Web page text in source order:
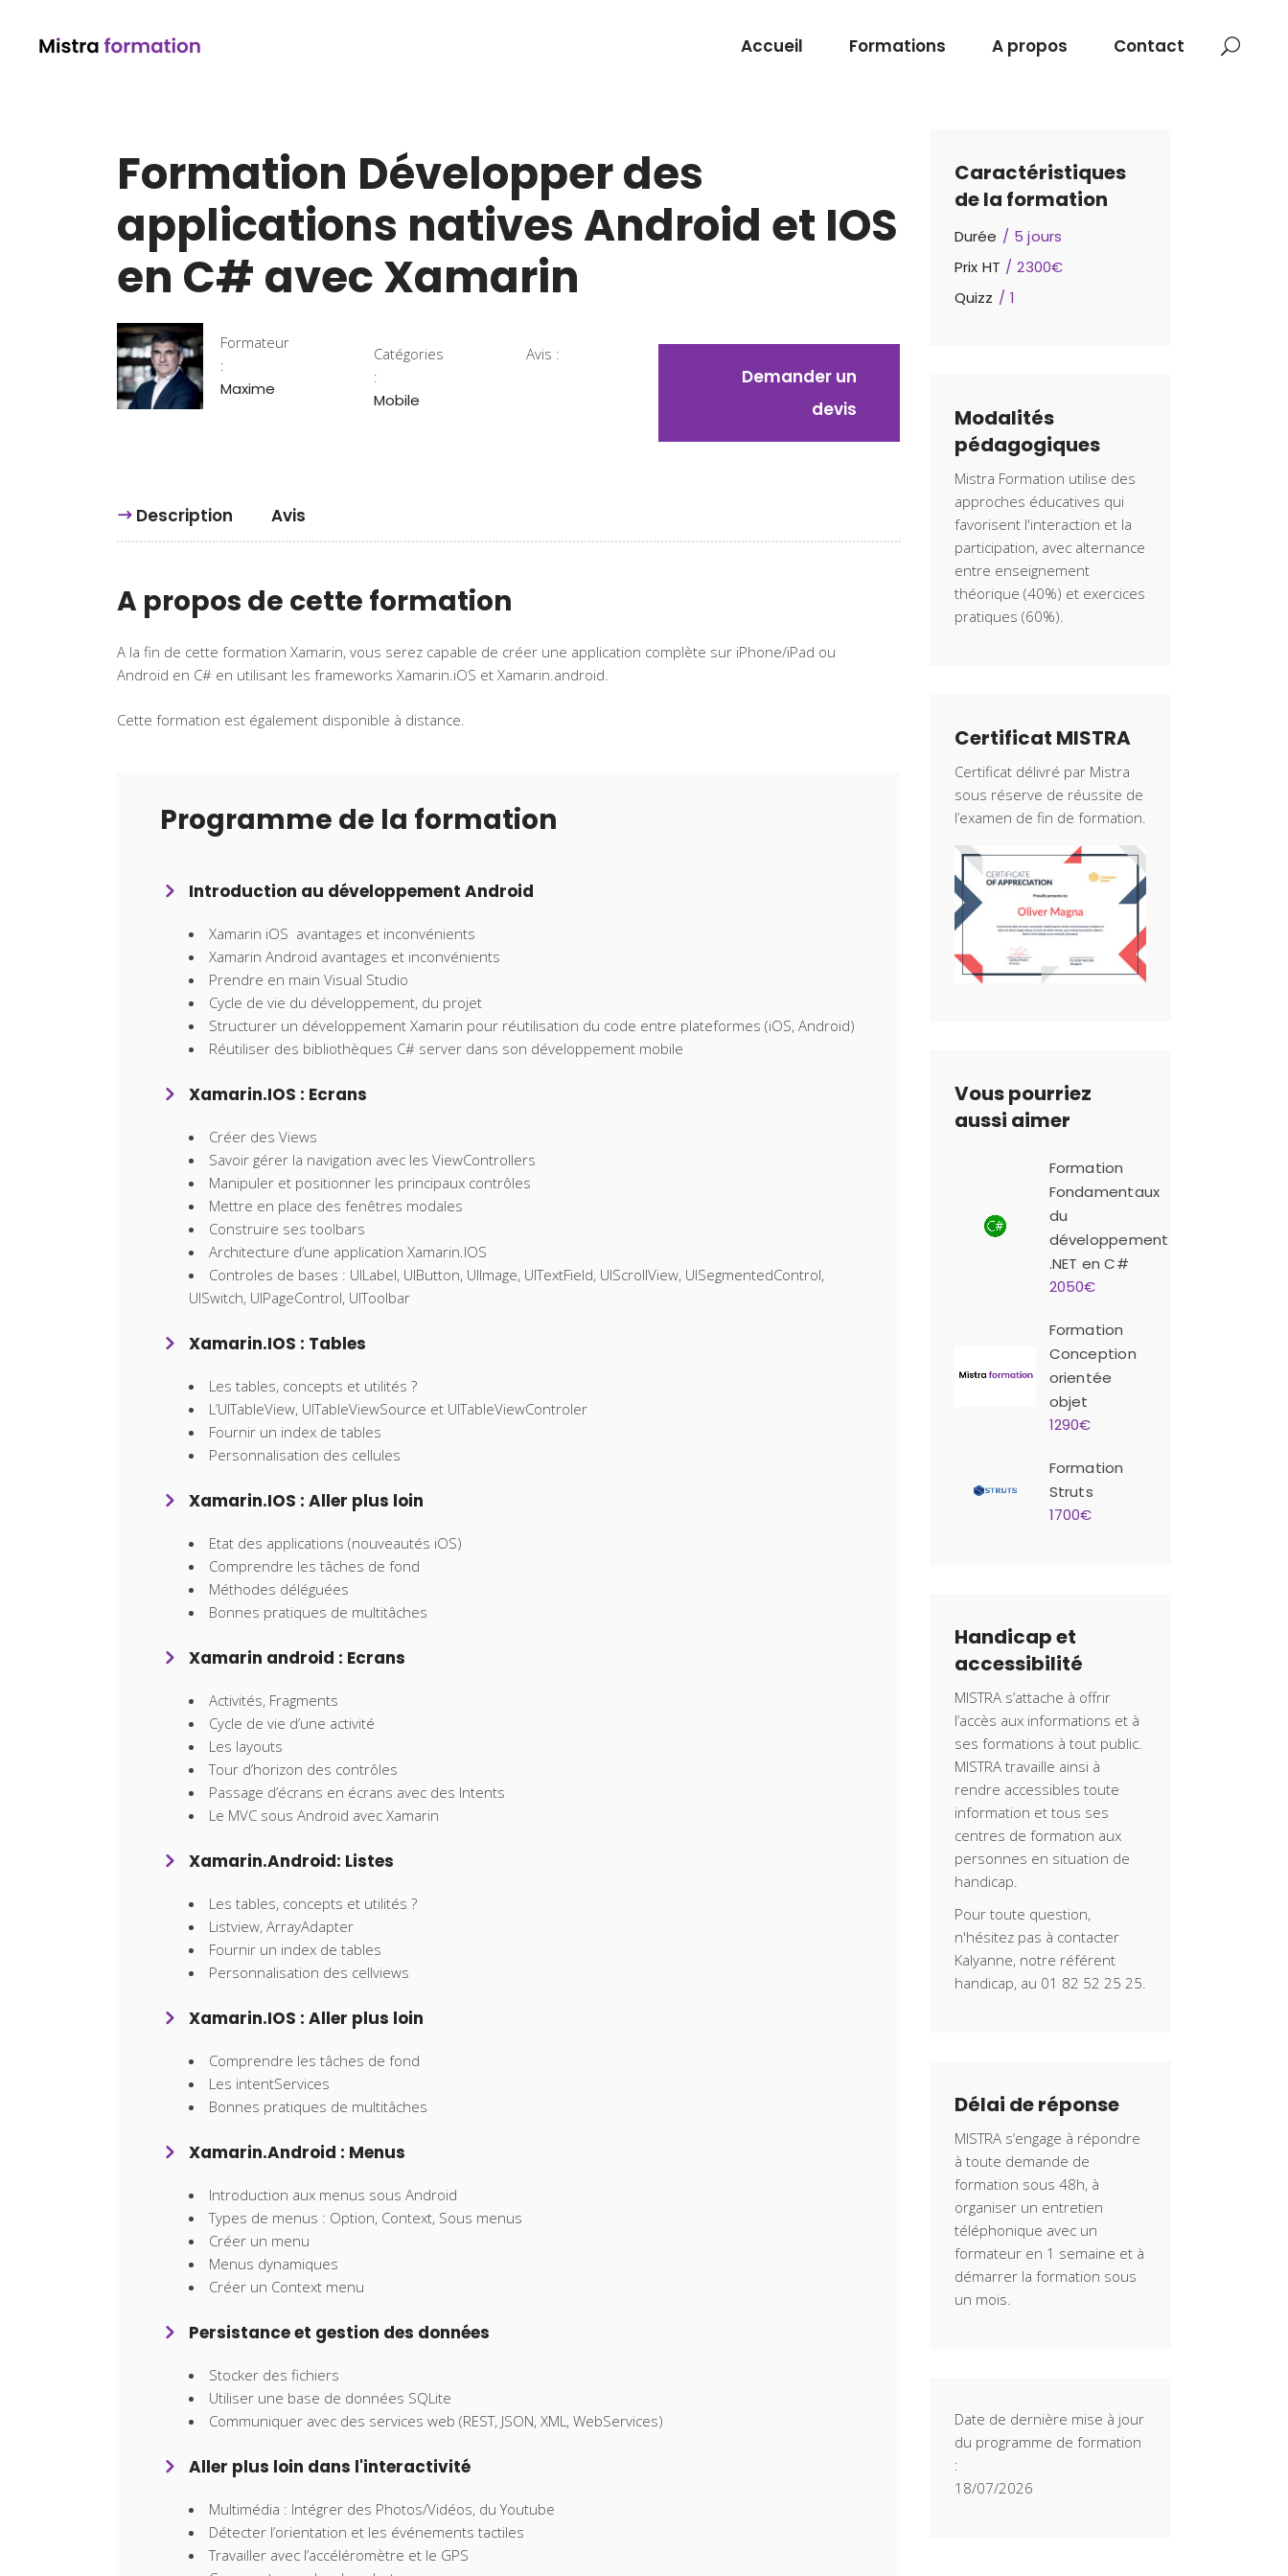
Accueil Formations A propos Contact
Formation Développer des
applications natives Android et IOS
en C# avec Xamarin
Formateur
:
Maxime
Catégories
:
Mobile
Avis :
Demander un
devis
Description Avis
A propos de cette formation
A la fin de cette formation Xamarin, vous serez capable de créer une application complète sur iPhone/iPad ou
Android en C# en utilisant les frameworks Xamarin.iOS et Xamarin.android.
Cette formation est également disponible à distance.
Programme de la formation
Introduction au développement Android
Xamarin iOS avantages et inconvénients
Xamarin Android avantages et inconvénients
Prendre en main Visual Studio
Cycle de vie du développement, du projet
Structurer un développement Xamarin pour réutilisation du code entre plateformes (iOS, Android)
Réutiliser des bibliothèques C# server dans son développement mobile
Xamarin.IOS : Ecrans
Créer des Views
Savoir gérer la navigation avec les ViewControllers
Manipuler et positionner les principaux contrôles
Mettre en place des fenêtres modales
Construire ses toolbars
Architecture d’une application Xamarin.IOS
Controles de bases : UILabel, UIButton, UIImage, UITextField, UIScrollView, UISegmentedControl,
UISwitch, UIPageControl, UIToolbar
Xamarin.IOS : Tables
Les tables, concepts et utilités ?
L’UITableView, UITableViewSource et UITableViewControler
Fournir un index de tables
Personnalisation des cellules
Xamarin.IOS : Aller plus loin
Etat des applications (nouveautés iOS)
Comprendre les tâches de fond
Méthodes déléguées
Bonnes pratiques de multitâches
Xamarin android : Ecrans
Activités, Fragments
Cycle de vie d’une activité
Les layouts
Tour d’horizon des contrôles
Passage d’écrans en écrans avec des Intents
Le MVC sous Android avec Xamarin
Xamarin.Android: Listes
Les tables, concepts et utilités ?
Listview, ArrayAdapter
Fournir un index de tables
Personnalisation des cellviews
Xamarin.IOS : Aller plus loin
Comprendre les tâches de fond
Les intentServices
Bonnes pratiques de multitâches
Xamarin.Android : Menus
Introduction aux menus sous Android
Types de menus : Option, Context, Sous menus
Créer un menu
Menus dynamiques
Créer un Context menu
Persistance et gestion des données
Stocker des fichiers
Utiliser une base de données SQLite
Communiquer avec des services web (REST, JSON, XML, WebServices)
Aller plus loin dans l'interactivité
Multimédia : Intégrer des Photos/Vidéos, du Youtube
Détecter l’orientation et les événements tactiles
Travailler avec l’accéléromètre et le GPS
Caractéristiques
de la formation
Durée
5 jours
Prix HT
2300€
Quizz
1
Modalités
pédagogiques
Mistra Formation utilise des
approches éducatives qui
favorisent l'interaction et la
participation, avec alternance
entre enseignement
théorique (40%) et exercices
pratiques (60%).
Certificat MISTRA
Certificat délivré par Mistra
sous réserve de réussite de
l’examen de fin de formation.
Vous pourriez
aussi aimer
Formation
Fondamentaux
du
développement
.NET en C#
2050€
Formation
Conception
orientée
objet
1290€
Formation
Struts
1700€
Handicap et
accessibilité
MISTRA s’attache à offrir
l’accès aux informations et à
ses formations à tout public.
MISTRA travaille ainsi à
rendre accessibles toute
information et tous ses
centres de formation aux
personnes en situation de
handicap.
Pour toute question,
n'hésitez pas à contacter
Kalyanne, notre référent
handicap, au 01 82 52 25 25.
Délai de réponse
MISTRA s’engage à répondre
à toute demande de
formation sous 48h, à
organiser un entretien
téléphonique avec un
formateur en 1 semaine et à
démarrer la formation sous
un mois.
Date de dernière mise à jour
du programme de formation
:
18/07/2026